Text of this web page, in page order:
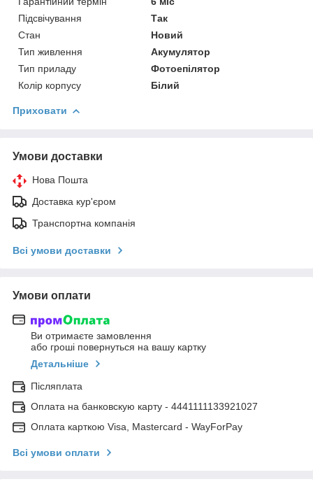
Підсвічування
Так
Стан
Новий
Тип живлення
Акумулятор
Тип приладу
Фотоепілятор
Колір корпусу
Білий
Приховати
Умови доставки
Нова Пошта
Доставка кур'єром
Транспортна компанія
Всі умови доставки
Умови оплати
Ви отримаєте замовлення
або гроші повернуться на вашу картку
Детальніше
Післяплата
Оплата на банковскую карту - 4441111133921027
Оплата карткою Visa, Mastercard - WayForPay
Всі умови оплати